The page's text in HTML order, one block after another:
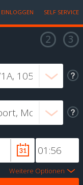
EINLOGGEN SELF SERVICE
Weitere Optionen